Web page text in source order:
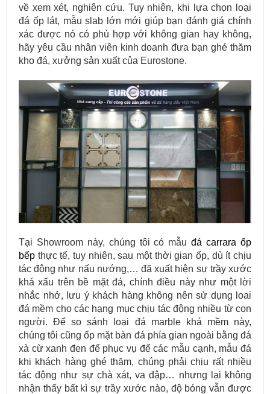
về xem xét, nghiên cứu. Tuy nhiên, khi lựa chọn loại
đá ốp lát, mẫu slab lớn mới giúp bạn đánh giá chính
xác được nó có phù hợp với không gian hay không,
hãy yêu cầu nhân viên kinh doanh đưa bạn ghé thăm
kho đá, xưởng sản xuất của Eurostone.
Tại Showroom này, chúng tôi có mẫuđá carrara ốp
bếp thực tế, tuy nhiên, sau một thời gian ốp, dù ít chịu
tác động như nấu nướng,… đã xuất hiện sự trầy xước
khá xấu trên bề mặt đá, chính điều này như một lời
nhắc nhở, lưu ý khách hàng không nên sử dụng loai
đá mềm cho các hạng mục chịu tác động nhiều từ con
người. Để so sánh loại đá marble khá mềm này,
chúng tôi cũng ốp mặt bàn đá phía gian ngoài bằng đá
xà cừ xanh đen để phục vụ để các mẫu cạnh, mẫu đá
khi khách hàng ghé thăm, chúng phải chịu rất nhiều
tác động như sự chà xát, va đập… nhưng lại không
nhận thấy bất kì sự trầy xước nào, độ bóng vẫn được